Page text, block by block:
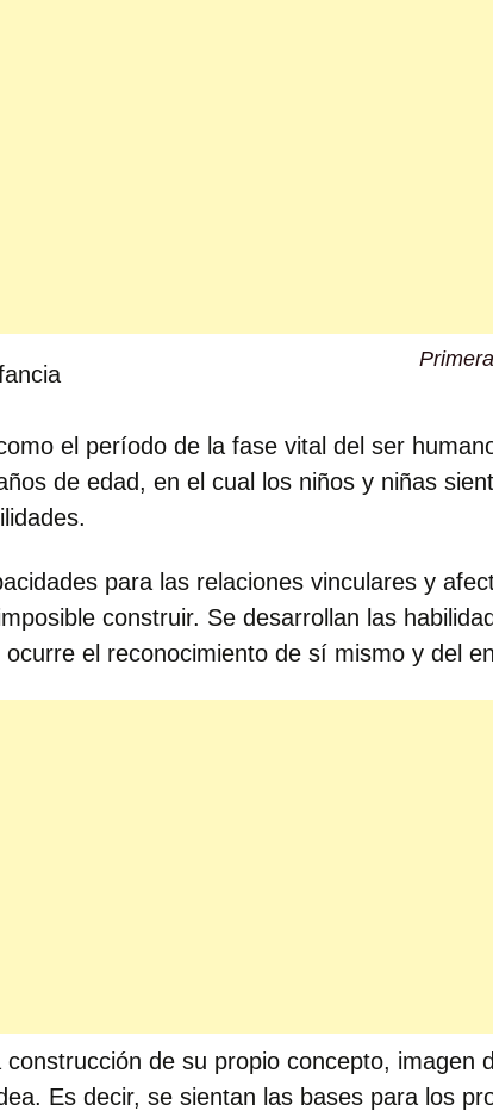
el período de la fase vital del ser
de edad, en el cual los niños y niñas
para las relaciones vinculares y
construir. Se desarrollan las
ocurre el reconocimiento de sí mismo y del
de su propio concepto, imagen
Es decir, se sientan las bases para los